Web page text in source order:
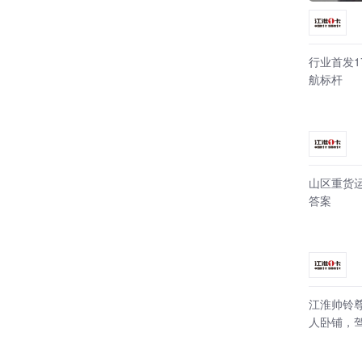
行业首发
航标杆
山区重货
答案
江淮帅铃
人卧铺，